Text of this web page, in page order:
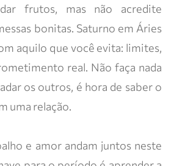
frutos, mas não acredite
bonitas. Saturno em Áries
aquilo que você evita: limites,
real. Não faça nada
os outros, é hora de saber o
uma relação.
e amor andam juntos neste